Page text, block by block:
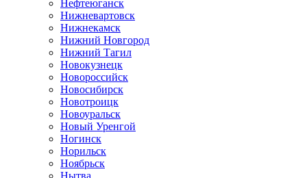
Нефтеюганск
Нижневартовск
Нижнекамск
Нижний Новгород
Нижний Тагил
Новокузнецк
Новороссийск
Новосибирск
Новотроицк
Новоуральск
Новый Уренгой
Ногинск
Норильск
Ноябрьск
Нытва